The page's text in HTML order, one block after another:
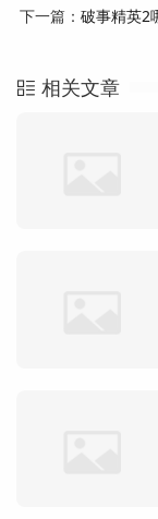
下一篇： 破事精英2
相关文章